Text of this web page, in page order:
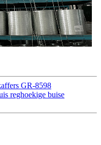
GR-8598
reghoekige buise